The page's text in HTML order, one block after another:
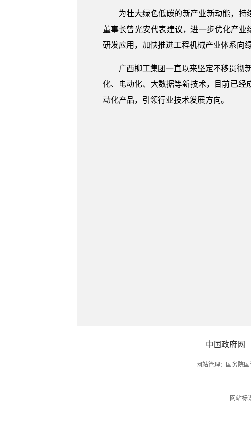
为壮大绿色低碳的新产业新动能，持
董事长曾光安代表建议，进一步优化产
研发应用，加快推进工程机械产业体系向
广西柳工集团一直以来坚定不移贯彻
化、电动化、大数据等新技术，目前已经
动化产品，引领行业技术发展方向。